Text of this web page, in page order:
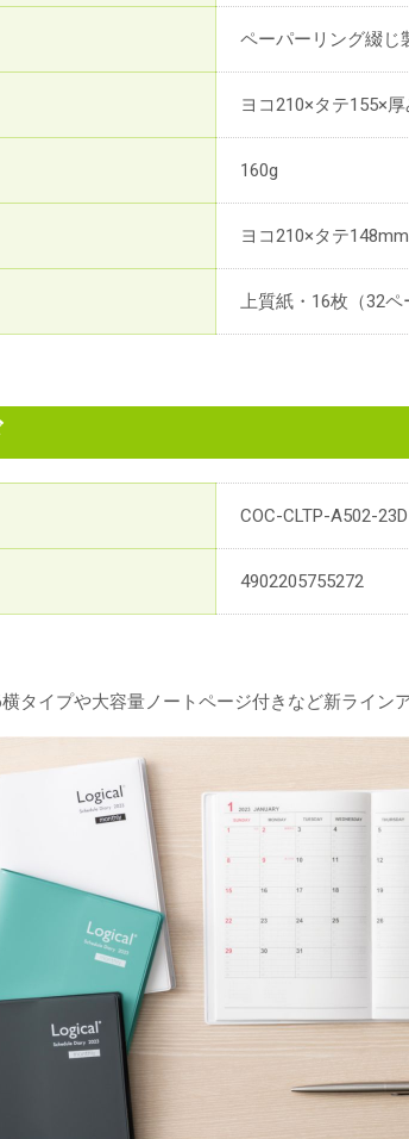
ペーパーリング綴じ
ヨコ210×タテ155×
160g
ヨコ210×タテ
上質紙・16枚（32ペ
COC-CLTP-A502-23D
4902205755272
タイプや大容量ノートページ付きなど新ライン